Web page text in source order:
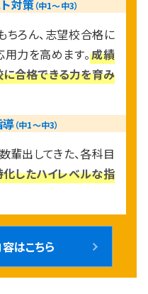
対策（中1〜中3）
ろん、志望校合格に
⼒を⾼めます。成績
に合格できる⼒を育み
（中1〜中3）
出してきた、各科目
したハイレベルな指
はこちら